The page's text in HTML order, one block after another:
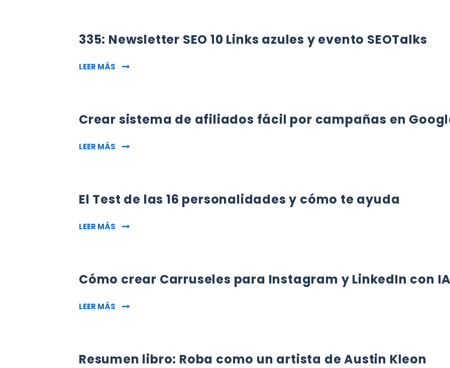
335: Newsletter SEO 10 Links azules y evento SEOTalks
LEER MÁS 335: NEWSLETTER SEO 10 LINKS AZULES Y EVENTO SEOTALKS
Crear sistema de afiliados fácil por campañas en
LEER MÁS CREAR SISTEMA DE AFILIADOS FÁCIL POR CAMPAÑAS EN GOOGLE ANALYTICS
El Test de las 16 personalidades y cómo te ayuda
LEER MÁS EL TEST DE LAS 16 PERSONALIDADES Y CÓMO TE AYUDA
Cómo crear Carruseles para Instagram y LinkedIn con IA
LEER MÁS CÓMO CREAR CARRUSELES PARA INSTAGRAM Y LINKEDIN CON IA
Resumen libro: Roba como un artista de Austin Kleon